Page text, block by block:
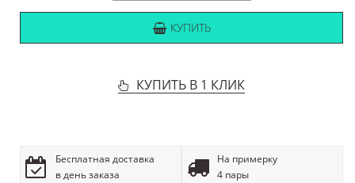
КУПИТЬ
КУПИТЬ В 1 КЛИК
Бесплатная доставка
в день заказа
На примерку
4 пары